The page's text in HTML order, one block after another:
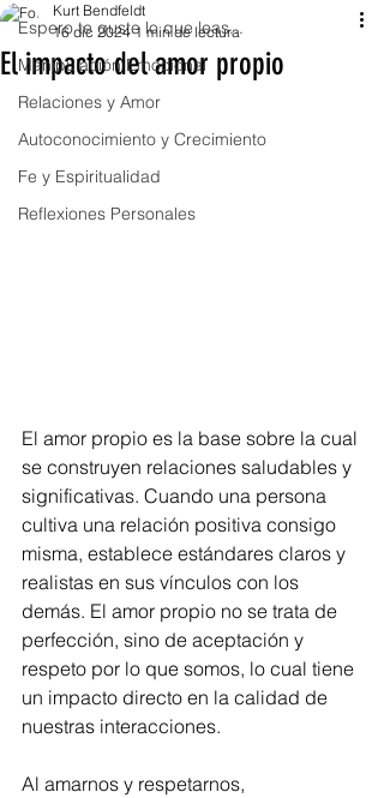
Espero te guste lo que leas...
Manipulación Emocional
Relaciones y Amor
Autoconocimiento y Crecimiento
Fe y Espiritualidad
Reflexiones Personales
El impacto del amor propio
Kurt Bendfeldt
16 dic 2024 1 min de lectura
El amor propio es la base sobre la cual
se construyen relaciones saludables y
significativas. Cuando una persona
cultiva una relación positiva consigo
misma, establece estándares claros y
realistas en sus vínculos con los
demás. El amor propio no se trata de
perfección, sino de aceptación y
respeto por lo que somos, lo cual tiene
un impacto directo en la calidad de
nuestras interacciones.
Al amarnos y respetarnos,